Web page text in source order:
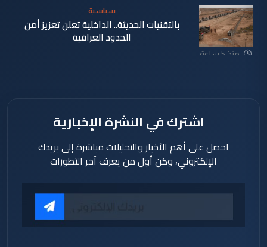
منذ 5 ساعة
سياسية
بالتقنيات الحديثة.. الداخلية تعلن تعزيز أمن
الحدود العراقية
اشترك في النشرة الإخبارية
احصل على أهم الأخبار والتحليلات مباشرة إلى بريدك
الإلكتروني، وكن أول من يعرف آخر التطورات